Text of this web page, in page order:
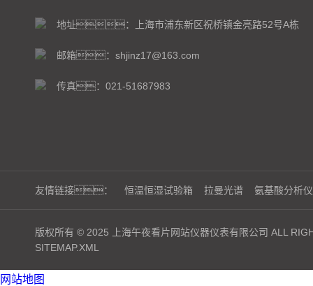
地址：上海市浦东新区祝桥镇金亮路52号A栋
邮箱：shjinz17@163.com
传真：021-51687983
友情链接： 恒温恒湿试验箱 拉曼光谱 氨基酸分析仪
版权所有 © 2025 上海午夜看片网站仪器仪表有限公司 ALL
SITEMAP.XML
网站地图